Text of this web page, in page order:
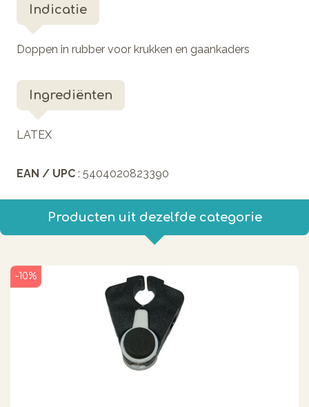
Indicatie
Doppen in rubber voor krukken en gaankaders
Ingrediënten
LATEX
EAN / UPC : 5404020823390
Producten uit dezelfde categorie
-10%